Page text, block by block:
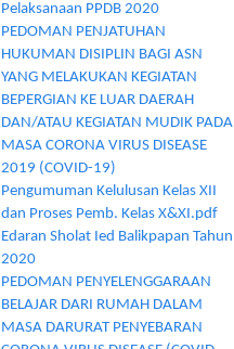
Pelaksanaan PPDB 2020
PEDOMAN PENJATUHAN
HUKUMAN DISIPLIN BAGI ASN
YANG MELAKUKAN KEGIATAN
BEPERGIAN KE LUAR DAERAH
DAN/ATAU KEGIATAN MUDIK PADA
MASA CORONA VIRUS DISEASE
2019 (COVID-19)
Pengumuman Kelulusan Kelas XII
dan Proses Pemb. Kelas X&XI.pdf
Edaran Sholat Ied Balikpapan Tahun
2020
PEDOMAN PENYELENGGARAAN
BELAJAR DARI RUMAH DALAM
MASA DARURAT PENYEBARAN